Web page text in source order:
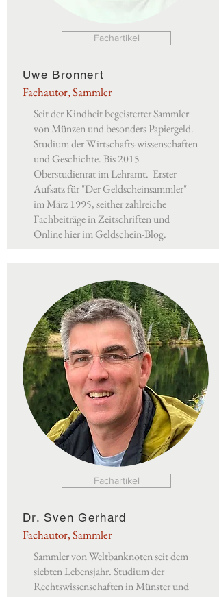
Fachartikel
Uwe Bronnert
Fachautor, Sammler
Seit der Kindheit begeisterter Sammler
von Münzen und besonders Papiergeld.
Studium der Wirtschafts-wissenschaften
und Geschichte. Bis 2015
Oberstudienrat im Lehramt. Erster
Aufsatz für "Der Geldscheinsammler"
im März 1995, seither zahlreiche
Fachbeiträge in Zeitschriften und
Online hier im Geldschein-Blog.
Fachartikel
Dr. Sven Gerhard
Fachautor, Sammler
Sammler von Weltbanknoten seit dem
siebten Lebensjahr. Studium der
Rechtswissenschaften in Münster und